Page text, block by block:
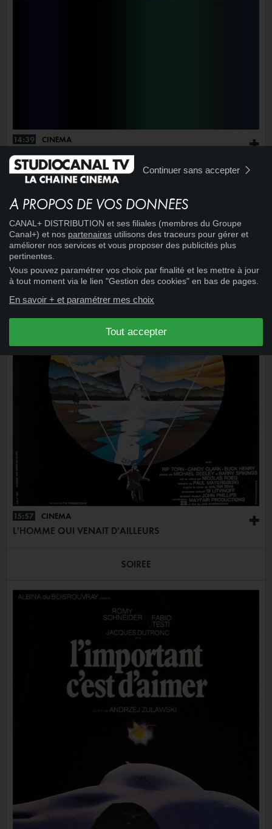
+
14:39 CINÉMA
LES PONEYTTES
+
15:57 CINÉMA
L'HOMME QUI VENAIT D'AILLEURS
SOIRÉE
Continuer sans accepter
À PROPOS DE VOS DONNÉES
CANAL+ DISTRIBUTION et ses filiales (membres du Groupe
Canal+) et nos partenaires utilisons des traceurs pour gérer et
améliorer nos services et vous proposer des publicités plus
pertinentes.
Vous pouvez paramétrer vos choix par finalité et les mettre à jour
à tout moment via le lien "Gestion des cookies" en bas de pages.
En savoir + et paramétrer mes choix
Tout accepter